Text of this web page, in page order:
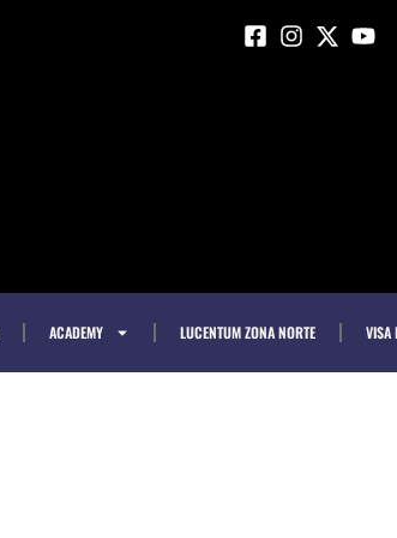
ACADEMY LUCENTUM ZONA NORTE VISA